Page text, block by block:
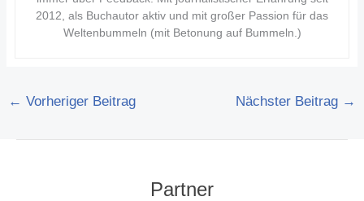
2012, als Buchautor aktiv und mit großer Passion für das
Weltenbummeln (mit Betonung auf Bummeln.)
← Vorheriger Beitrag Nächster Beitrag →
Partner